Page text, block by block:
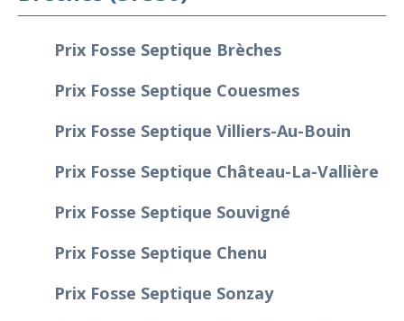
Prix Fosse Septique Brèches
Prix Fosse Septique Couesmes
Prix Fosse Septique Villiers-Au-Bouin
Prix Fosse Septique Château-La-Vallière
Prix Fosse Septique Souvigné
Prix Fosse Septique Chenu
Prix Fosse Septique Sonzay